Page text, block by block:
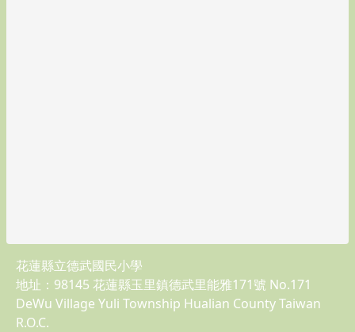
花蓮縣立德武國民小學
地址：98145 花蓮縣玉里鎮德武里能雅171號 No.171
DeWu Village Yuli Township Hualian County Taiwan
R.O.C.